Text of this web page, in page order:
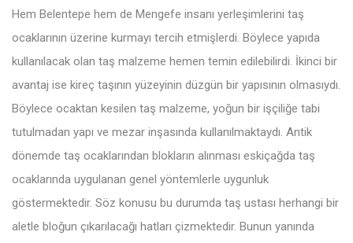
Hem Belentepe hem de Mengefe insanı yerleşimlerini taş
ocaklarının üzerine kurmayı tercih etmişlerdi. Böylece yapıda
kullanılacak olan taş malzeme hemen temin edilebilirdi. İkinci bir
avantaj ise kireç taşının yüzeyinin düzgün bir yapısının olmasıydı.
Böylece ocaktan kesilen taş malzeme, yoğun bir işçiliğe tabi
tutulmadan yapı ve mezar inşasında kullanılmaktaydı. Antik
dönemde taş ocaklarından blokların alınması eskiçağda taş
ocaklarında uygulanan genel yöntemlerle uygunluk
göstermektedir. Söz konusu bu durumda taş ustası herhangi bir
aletle bloğun çıkarılacağı hatları çizmektedir. Bunun yanında